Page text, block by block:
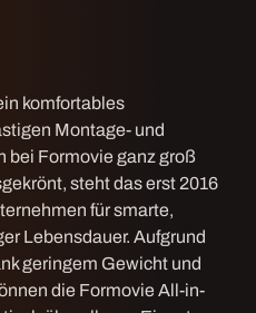
komfortables
Montage- und
bei Formovie ganz groß
steht das erst 2016
für smarte,
Lebensdauer. Aufgrund
geringem Gewicht und
die Formovie All-in-